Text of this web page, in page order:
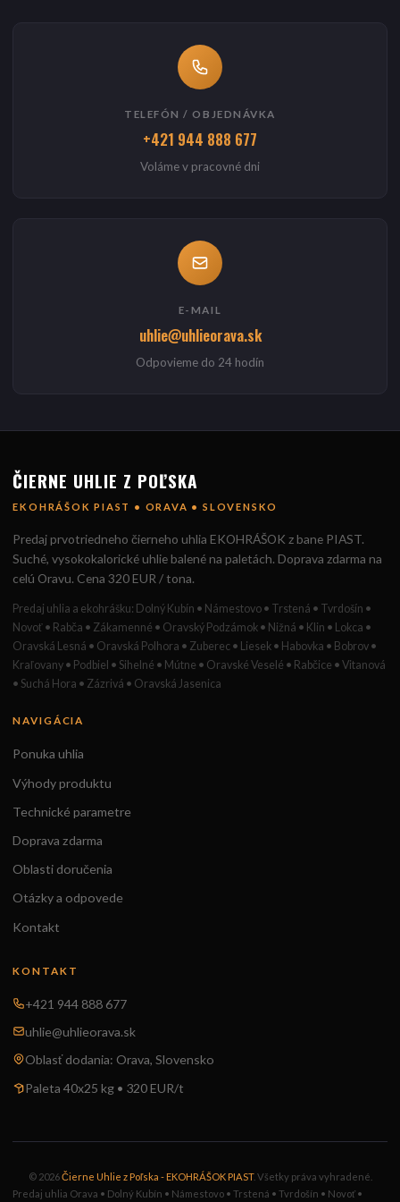
TELEFÓN / OBJEDNÁVKA
+421 944 888 677
Voláme v pracovné dni
E-MAIL
uhlie@uhlieorava.sk
Odpovieme do 24 hodín
ČIERNE UHLIE Z POĽSKA
EKOHRÁŠOK PIAST • ORAVA • SLOVENSKO
Predaj prvotriedneho čierneho uhlia EKOHRÁŠOK z bane PIAST.
Suché, vysokokalorické uhlie balené na paletách. Doprava zdarma na
celú Oravu. Cena 320 EUR / tona.
Predaj uhlia a ekohrášku: Dolný Kubín • Námestovo • Trstená • Tvrdošín •
Novoť • Rabča • Zákamenné • Oravský Podzámok • Nižná • Klin • Lokca •
Oravská Lesná • Oravská Polhora • Zuberec • Liesek • Habovka • Bobrov •
Kraľovany • Podbiel • Sihelné • Mútne • Oravské Veselé • Rabčice • Vitanová
• Suchá Hora • Zázrivá • Oravská Jasenica
NAVIGÁCIA
Ponuka uhlia
Výhody produktu
Technické parametre
Doprava zdarma
Oblasti doručenia
Otázky a odpovede
Kontakt
KONTAKT
+421 944 888 677
uhlie@uhlieorava.sk
Oblasť dodania: Orava, Slovensko
Paleta 40x25 kg • 320 EUR/t
© 2026Čierne Uhlie z Poľska - EKOHRÁŠOK PIAST. Všetky práva vyhradené.
Predaj uhlia Orava • Dolný Kubín • Námestovo • Trstená • Tvrdošín • Novoť •